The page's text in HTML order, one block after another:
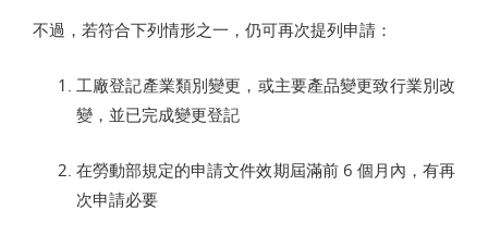
不過，若符合下列情形之一，仍可再次提列申請：
工廠登記產業類別變更，或主要產品變更致行業別改
變，並已完成變更登記
在勞動部規定的申請文件效期屆滿前 6 個月內，有再
次申請必要